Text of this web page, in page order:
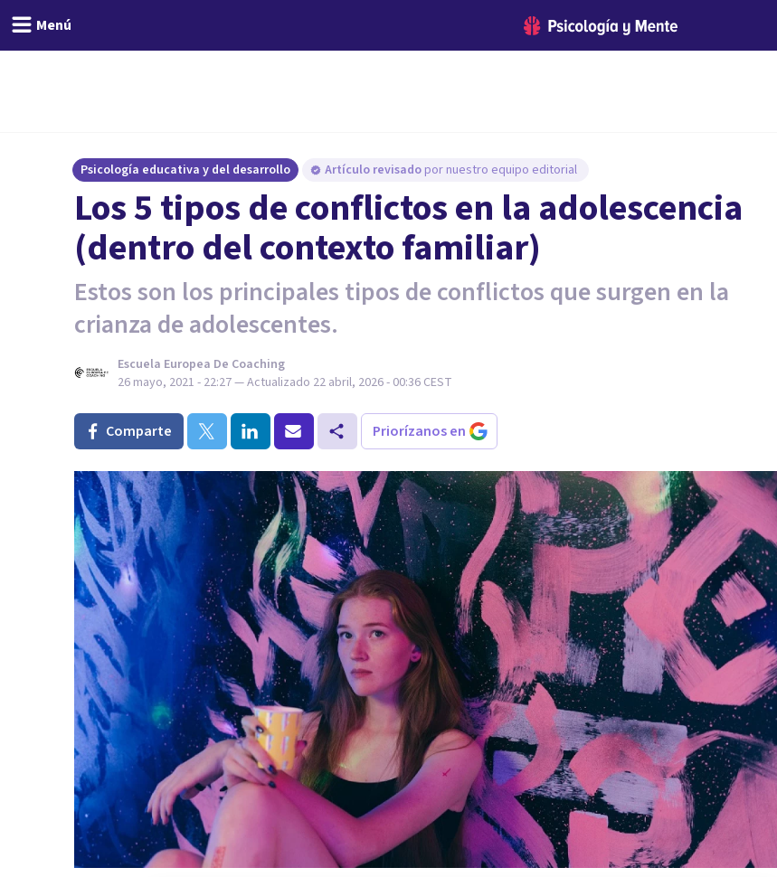
Menú
Psicología educativa y del desarrollo Artículo revisado por nuestro equipo editorial
Los 5 tipos de conflictos en la adolescencia
(dentro del contexto familiar)
Estos son los principales tipos de conflictos que surgen en la
crianza de adolescentes.
Escuela Europea De Coaching
26 mayo, 2021 - 22:27— Actualizado 22 abril, 2026 - 00:36 CEST
Comparte Priorízanos en